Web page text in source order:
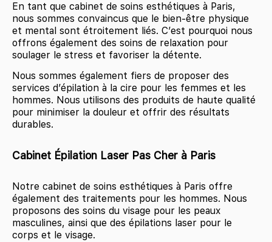
En tant que cabinet de soins esthétiques à Paris,
nous sommes convaincus que le bien-être physique
et mental sont étroitement liés. C’est pourquoi nous
offrons également des soins de relaxation pour
soulager le stress et favoriser la détente.
Nous sommes également fiers de proposer des
services d’épilation à la cire pour les femmes et les
hommes. Nous utilisons des produits de haute qualité
pour minimiser la douleur et offrir des résultats
durables.
Cabinet Épilation Laser Pas Cher à Paris
Notre cabinet de soins esthétiques à Paris offre
également des traitements pour les hommes. Nous
proposons des soins du visage pour les peaux
masculines, ainsi que des épilations laser pour le
corps et le visage.